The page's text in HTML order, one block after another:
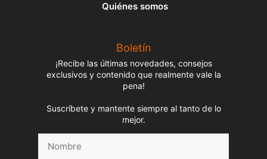
Quiénes somos
Boletín
¡Recibe las últimas novedades, consejos
exclusivos y contenido que realmente vale la
pena!
Suscríbete y mantente siempre al tanto de lo
mejor.